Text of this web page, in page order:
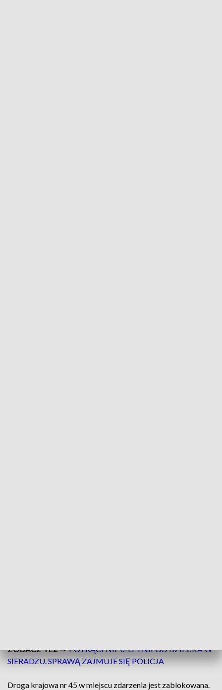
ZOBACZ TEŻ ->POTRĄCENIE 6-LETNIEGO DZIECKA W
SIERADZU. SPRAWĄ ZAJMUJE SIĘ POLICJA
Droga krajowa nr 45 w miejscu zdarzenia jest zablokowana.